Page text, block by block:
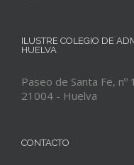
ILUSTRE COLEGIO DE
HUELVA
Paseo de Santa Fe, nº
21004 - Huelva
CONTACTO